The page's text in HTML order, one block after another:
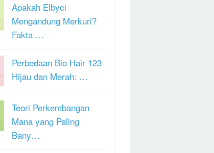
Apakah Elbyci
Mengandung Merkuri?
Fakta …
Perbedaan Bio Hair 123
Hijau dan Merah: …
Teori Perkembangan
Mana yang Paling
Bany…